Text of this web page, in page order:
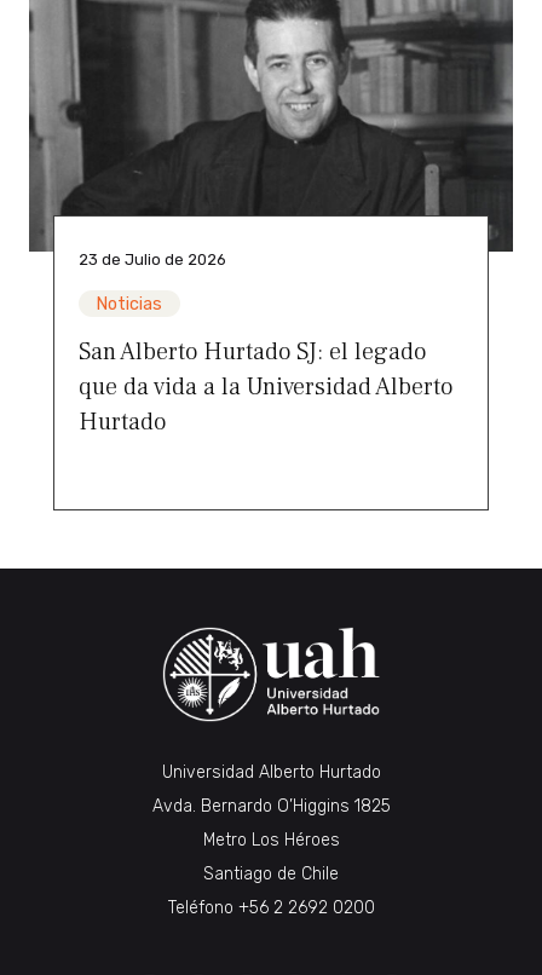
23 de Julio de 2026
Noticias
San Alberto Hurtado SJ: el legado
que da vida a la Universidad Alberto
Hurtado
Universidad Alberto Hurtado
Avda. Bernardo O’Higgins 1825
Metro Los Héroes
Santiago de Chile
Teléfono +56 2 2692 0200